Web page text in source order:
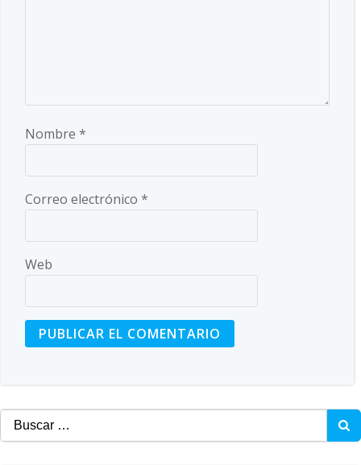
Nombre *
Correo electrónico *
Web
Buscar: